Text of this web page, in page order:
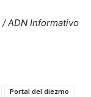
ADN Informativo
Portal del diezmo